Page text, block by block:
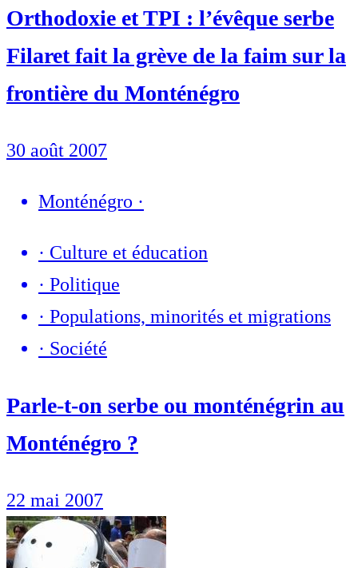
Orthodoxie et TPI : l’évêque serbe
Filaret fait la grève de la faim sur la
frontière du Monténégro
30 août 2007
Monténégro ·
· Culture et éducation
· Politique
· Populations, minorités et migrations
· Société
Parle-t-on serbe ou monténégrin au
Monténégro ?
22 mai 2007